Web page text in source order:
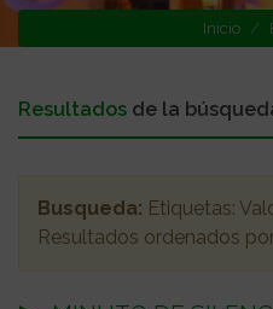
Inicio
Resultados de la
Busqueda: Etiquetas:
Resultados ordenados